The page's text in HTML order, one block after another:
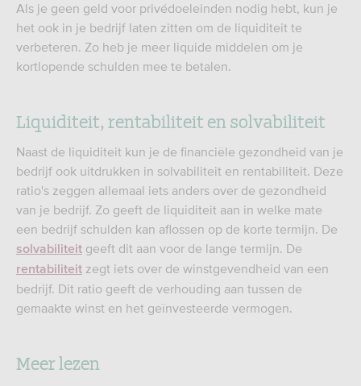
Als je geen geld voor privédoeleinden nodig hebt, kun je
het ook in je bedrijf laten zitten om de liquiditeit te
verbeteren. Zo heb je meer liquide middelen om je
kortlopende schulden mee te betalen.
Liquiditeit, rentabiliteit en solvabiliteit
Naast de liquiditeit kun je de financiële gezondheid van je
bedrijf ook uitdrukken in solvabiliteit en rentabiliteit. Deze
ratio's zeggen allemaal iets anders over de gezondheid
van je bedrijf. Zo geeft de liquiditeit aan in welke mate
een bedrijf schulden kan aflossen op de korte termijn. De
solvabiliteit geeft dit aan voor de lange termijn. De
rentabiliteit zegt iets over de winstgevendheid van een
bedrijf. Dit ratio geeft de verhouding aan tussen de
gemaakte winst en het geïnvesteerde vermogen.
Meer lezen